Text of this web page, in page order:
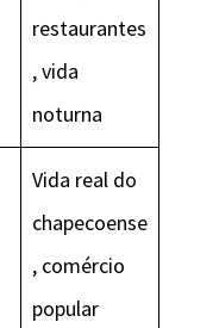
restaurantes
, vida
noturna
Vida real do
chapecoense
, comércio
popular